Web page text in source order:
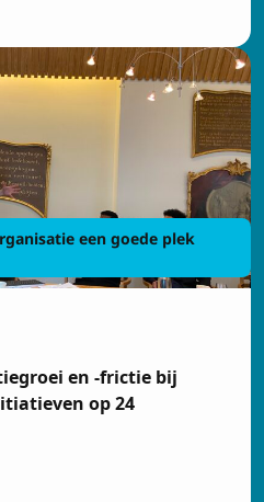
een goede plek
en -frictie bij
op 24